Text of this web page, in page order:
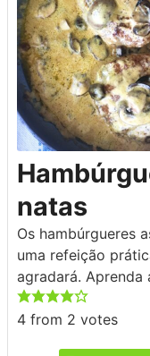
natas
Os hambúrgueres
uma refeição
agradará. Aprenda
4 from 2 votes